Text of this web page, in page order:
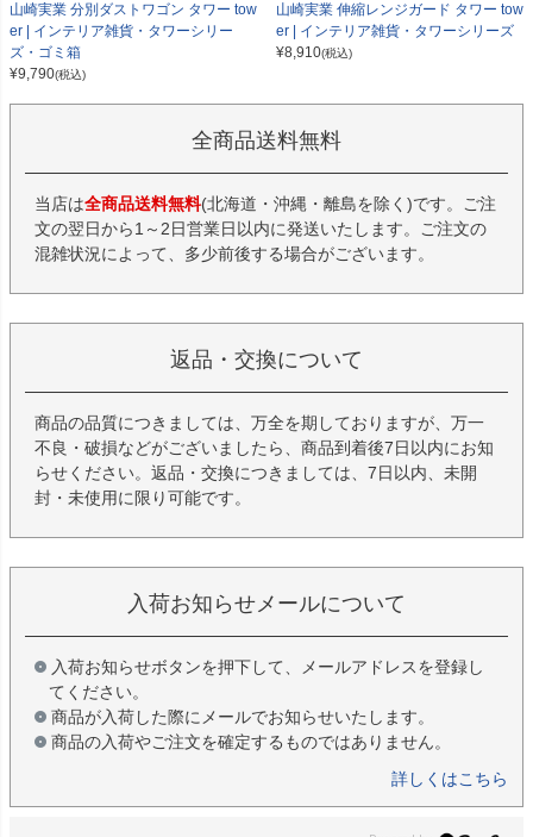
山崎実業 分別ダストワゴン タワー tow
er | インテリア雑貨・タワーシリー
ズ・ゴミ箱
¥9,790(税込)
山崎実業 伸縮レンジガード タワー tow
er | インテリア雑貨・タワーシリーズ
¥8,910(税込)
全商品送料無料
当店は全商品送料無料(北海道・沖縄・離島を除く)です。ご注
文の翌日から1～2日営業日以内に発送いたします。ご注文の
混雑状況によって、多少前後する場合がございます。
返品・交換について
商品の品質につきましては、万全を期しておりますが、万一
不良・破損などがございましたら、商品到着後7日以内にお知
らせください。返品・交換につきましては、7日以内、未開
封・未使用に限り可能です。
入荷お知らせメールについて
入荷お知らせボタンを押下して、メールアドレスを登録し
てください。
商品が入荷した際にメールでお知らせいたします。
商品の入荷やご注文を確定するものではありません。
詳しくはこちら